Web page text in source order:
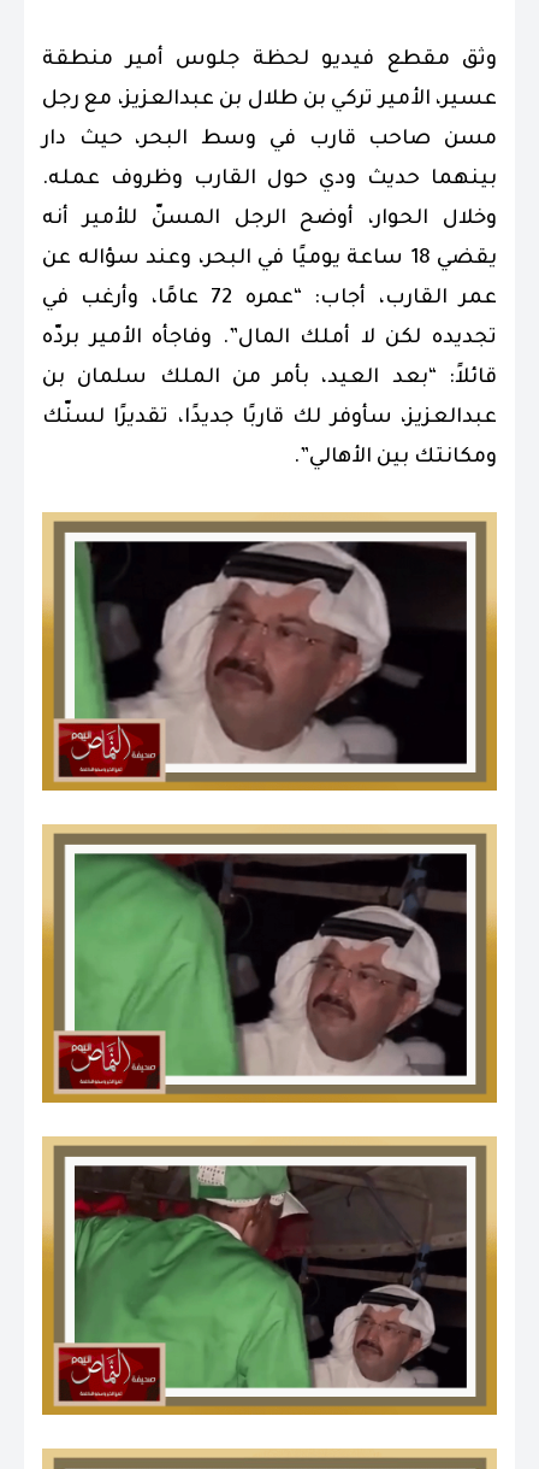
وثق مقطع فيديو لحظة جلوس أمير منطقة
عسير، الأمير تركي بن طلال بن عبدالعزيز، مع رجل
مسن صاحب قارب في وسط البحر، حيث دار
بينهما حديث ودي حول القارب وظروف عمله.
وخلال الحوار، أوضح الرجل المسنّ للأمير أنه
يقضي 18 ساعة يوميًا في البحر، وعند سؤاله عن
عمر القارب، أجاب: “عمره 72 عامًا، وأرغب في
تجديده لكن لا أملك المال”. وفاجأه الأمير بردّه
قائلاً: “بعد العيد، بأمر من الملك سلمان بن
عبدالعزيز، سأوفر لك قاربًا جديدًا، تقديرًا لسنّك
ومكانتك بين الأهالي”.